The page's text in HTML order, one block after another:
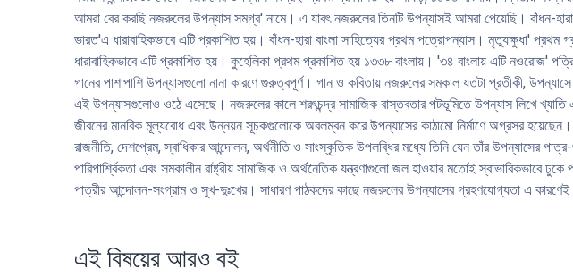
গ্রহণযােগ্যতা এ কারণেই বেশি।
আমরা বের করছি নজরুলের উপন্যাস সমগ্র' নামে। এ যাবৎ নজরুলের তিনটি উপন্যাসই আমরা পেয়েছি। বাঁধন-
ভারত'এ ধারাবাহিকভাবে এটি প্রকাশিত হয়। বাঁধন-হারা বাংলা সাহিত্যের প্রথম পত্রোপন্যাস। মৃত্যুক্ষুধা' প্রথম
ধারাবাহিকভাবে এটি প্রকাশিত হয়। কুহেলিকা প্রথম প্রকাশিত হয় ১৩৩৮ বাংলায়। '৩৪ বাংলায় এটি
গানের পাশাপাশি উপন্যাসগুলাে নানা কারণে গুরুত্বপূর্ণ। গান ও কবিতায় নজরুলের সমকাল যতটা প্রতীকী,
এই উপন্যাসগুলােও ওঠে এসেছে। নজরুলের কালে শরৎচন্দ্র সামাজিক বাস্তবতার পটভূমিতে উপন্যাস লিখে
জীবনের মানবিক মূল্যবােধ এবং উন্নয়ন সূচকগুলােকে অবলম্বন করে উপন্যাসের কাঠামাে নির্মাণে অগ্রসর
রাজনীতি, দেশপ্রেম, স্বাধিকার আন্দোলন, অর্থনীতি ও সাংস্কৃতিক উপলব্ধির মধ্যে তিনি যেন তাঁর উপন্যাসের
পারিপার্শ্বিকতা এবং সমকালীন রাষ্ট্রীয় সামাজিক ও অর্থনৈতিক যন্ত্রণাগুলাে জল হাওয়ার মতােই
পাত্রীর আন্দোলন-সংগ্রাম ও সুখ-দুঃখের। সাধারণ পাঠকদের কাছে নজরুলের উপন্যাসের গ্রহণযােগ্যতা এ কারণেই
এই বিষয়ের আরও বই